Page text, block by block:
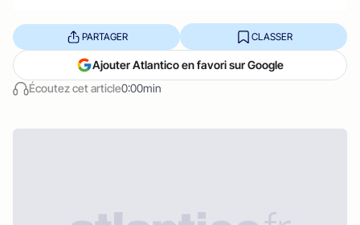
Écoutez cet article0:00min
PARTAGER CLASSER
Ajouter Atlantico en favori sur Google